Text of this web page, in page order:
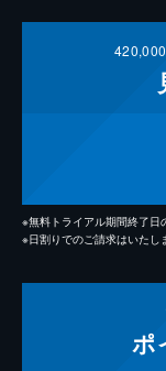
420,000
※無料トライアル期間終了日
※日割りでのご請求はいたし
ポ